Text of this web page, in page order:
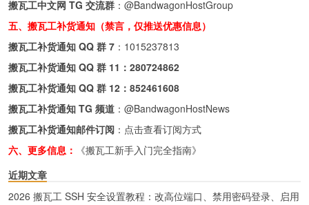
搬瓦工中文网 TG 交流群 ： @BandwagonHostGroup
五、搬瓦工补货通知（禁言，仅推送优惠信息）
搬瓦工补货通知 QQ 群 7 ： 1015237813
搬瓦工补货通知 QQ 群 11： 280724862
搬瓦工补货通知 QQ 群 12： 852461608
搬瓦工补货通知 TG 频道 ： @BandwagonHostNews
搬瓦工补货通知邮件订阅 ： 点击查看订阅方式
六、更多信息：
《搬瓦工新手入门完全指南》
近期文章
2026 搬瓦工 SSH 安全设置教程：改高位端口、禁用密码登录、启用